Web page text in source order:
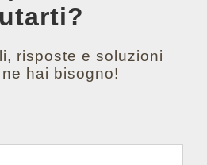
risposte e soluzioni
hai bisogno!